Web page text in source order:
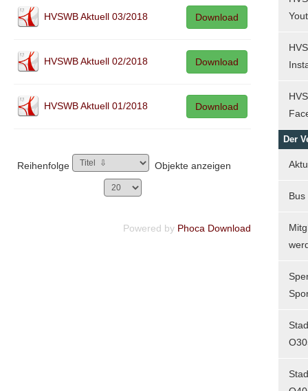
HVSWB Aktuell 03/2018 Download
HVSWB Aktuell 02/2018 Download
HVSWB Aktuell 01/2018 Download
Reihenfolge Objekte anzeigen
Powered by Phoca Download
Der
Bus